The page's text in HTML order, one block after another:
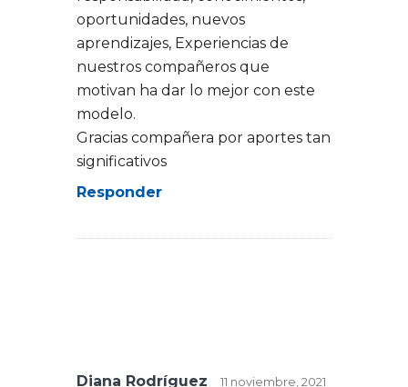
oportunidades, nuevos
aprendizajes, Experiencias de
nuestros compañeros que
motivan ha dar lo mejor con este
modelo.
Gracias compañera por aportes tan
significativos
Responder
Diana Rodríguez
11 noviembre, 2021